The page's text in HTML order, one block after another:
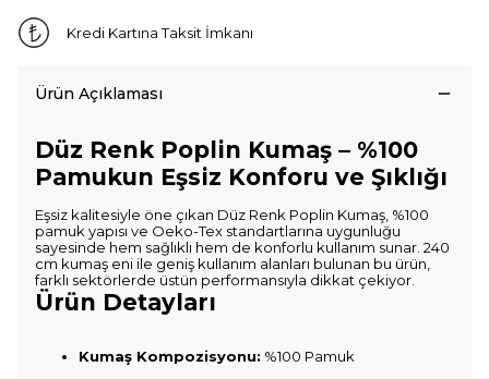
Kredi Kartına Taksit İmkanı
Ürün Açıklaması
Düz Renk Poplin Kumaş – %100
Pamukun Eşsiz Konforu ve Şıklığı
Eşsiz kalitesiyle öne çıkan Düz Renk Poplin Kumaş, %100
pamuk yapısı ve Oeko-Tex standartlarına uygunluğu
sayesinde hem sağlıklı hem de konforlu kullanım sunar. 240
cm kumaş eni ile geniş kullanım alanları bulunan bu ürün,
farklı sektörlerde üstün performansıyla dikkat çekiyor.
Ürün Detayları
Kumaş Kompozisyonu: %100 Pamuk